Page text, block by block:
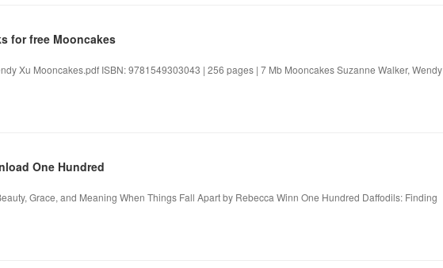
for free Mooncakes
Xu Mooncakes.pdf ISBN: 9781549303043 | 256 pages | 7 Mb Mooncakes Suzanne Walker, Wendy
One Hundred
Grace, and Meaning When Things Fall Apart by Rebecca Winn One Hundred Daffodils: Finding